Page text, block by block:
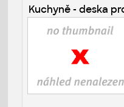
Kuchyně - deska